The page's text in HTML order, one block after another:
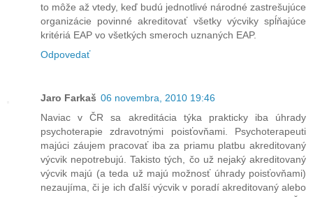
to môže až vtedy, keď budú jednotlivé národné zastrešujúce
organizácie povinné akreditovať všetky výcviky spĺňajúce
kritériá EAP vo všetkých smeroch uznaných EAP.
Odpovedať
Jaro Farkaš 06 novembra, 2010 19:46
Naviac v ČR sa akreditácia týka prakticky iba úhrady
psychoterapie zdravotnými poisťovňami. Psychoterapeuti
majúci záujem pracovať iba za priamu platbu akreditovaný
výcvik nepotrebujú. Takisto tých, čo už nejaký akreditovaný
výcvik majú (a teda už majú možnosť úhrady poisťovňami)
nezaujíma, či je ich ďalší výcvik v poradí akreditovaný alebo